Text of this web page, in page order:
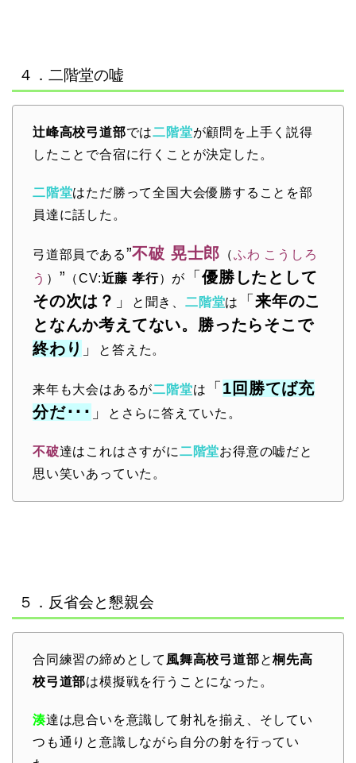
４．二階堂の嘘
辻峰高校弓道部では二階堂が顧問を上手く説得
したことで合宿に行くことが決定した。
二階堂はただ勝って全国大会優勝することを部
員達に話した。
弓道部員である”不破 晃士郎 （ふわ こうしろ
う ） ” （CV:近藤 孝行）が 「優勝したとして
その次は？ 」 と聞き、二階堂は 「来年のこ
となんか考えてない。勝ったらそこで
終わり 」 と答えた。
来年も大会はあるが二階堂は 「 1回勝てば充
分だ･･･ 」 とさらに答えていた。
不破達はこれはさすがに二階堂お得意の嘘だと
思い笑いあっていた。
５．反省会と懇親会
合同練習の締めとして 風舞高校弓道部と桐先高
校弓道部は模擬戦を行うことになった。
湊達は息合いを意識して射礼を揃え、そしてい
つも通りと意識しながら自分の射を行ってい